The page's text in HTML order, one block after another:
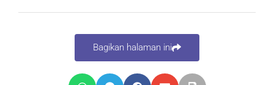
Bagikan halaman ini